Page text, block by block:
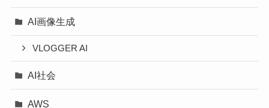
AI画像生成
VLOGGER AI
AI社会
AWS